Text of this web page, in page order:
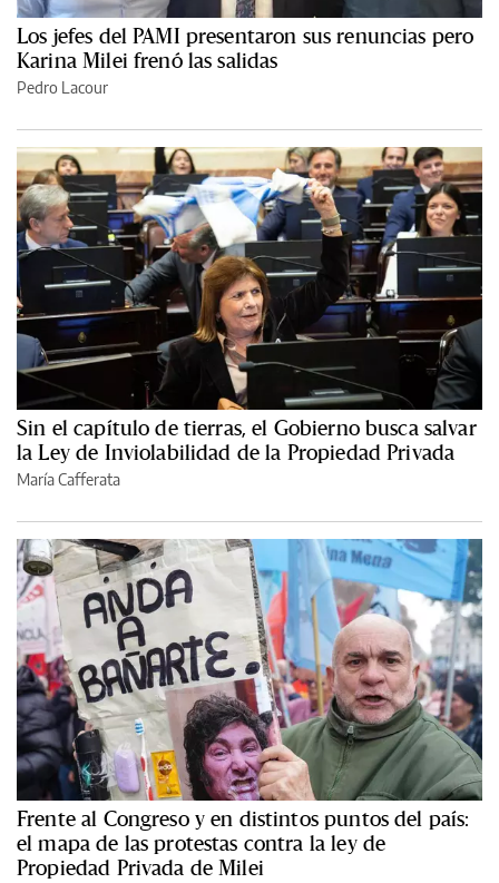
Los jefes del PAMI presentaron sus renuncias pero
Karina Milei frenó las salidas
Pedro Lacour
Sin el capítulo de tierras, el Gobierno busca salvar
la Ley de Inviolabilidad de la Propiedad Privada
María Cafferata
Frente al Congreso y en distintos puntos del país:
el mapa de las protestas contra la ley de
Propiedad Privada de Milei